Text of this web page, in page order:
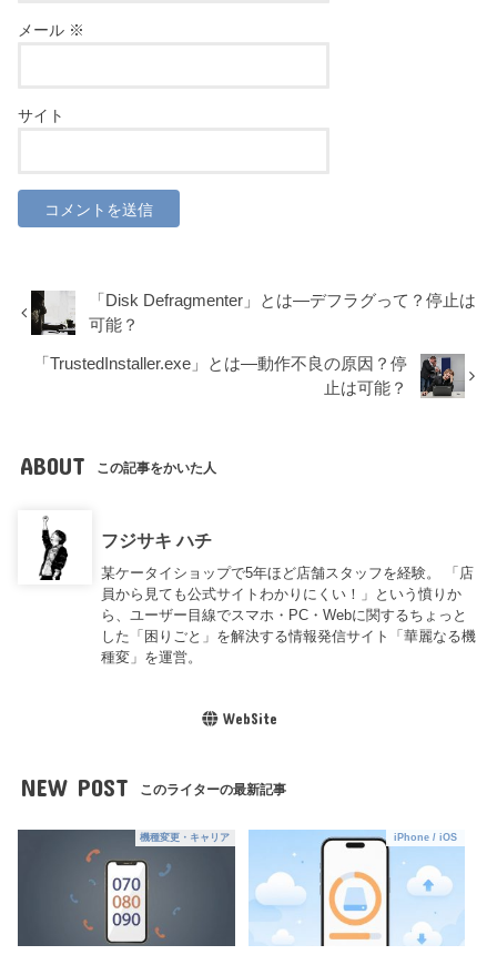
メール ※
サイト
「Disk Defragmenter」とは―デフラグって？停止は
可能？
「TrustedInstaller.exe」とは―動作不良の原因？停
止は可能？
ABOUT この記事をかいた人
フジサキ ハチ
某ケータイショップで5年ほど店舗スタッフを経験。 「店
員から見ても公式サイトわかりにくい！」という憤りか
ら、ユーザー目線でスマホ・PC・Webに関するちょっと
した「困りごと」を解決する情報発信サイト「華麗なる機
種変」を運営。
WebSite
NEW POST このライターの最新記事
機種変更・キャリア iPhone / iOS